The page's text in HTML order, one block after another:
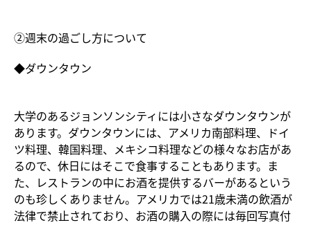
②週末の過ごし方について
◆ダウンタウン
大学のあるジョンソンシティには小さなダウンタウンが
あります。ダウンタウンには、アメリカ南部料理、ドイ
ツ料理、韓国料理、メキシコ料理などの様々なお店があ
るので、休日にはそこで食事することもあります。ま
た、レストランの中にお酒を提供するバーがあるという
のも珍しくありません。アメリカでは21歳未満の飲酒が
法律で禁止されており、お酒の購入の際には毎回写真付